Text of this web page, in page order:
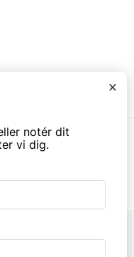
x
notér dit
vi dig.